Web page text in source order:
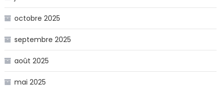
octobre 2025
septembre 2025
août 2025
mai 2025